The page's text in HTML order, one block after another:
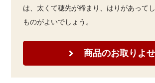
は、太くて穂先が締まり、はりがあって
ものがよいでしょう。
商品のお取りよせ